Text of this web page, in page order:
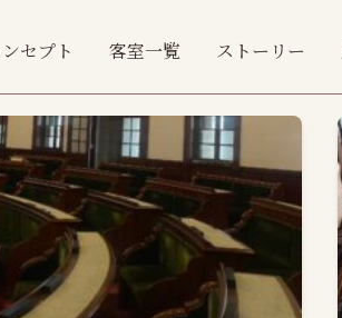
セプト 客室一覧 ストーリー